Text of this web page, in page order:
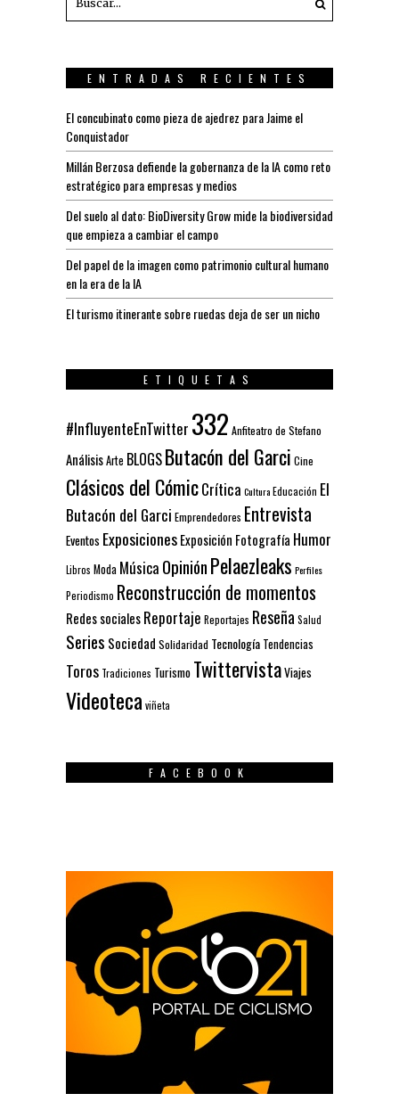
ENTRADAS RECIENTES
El concubinato como pieza de ajedrez para Jaime el
Conquistador
Millán Berzosa defiende la gobernanza de la IA como reto
estratégico para empresas y medios
Del suelo al dato: BioDiversity Grow mide la biodiversidad
que empieza a cambiar el campo
Del papel de la imagen como patrimonio cultural humano
en la era de la IA
El turismo itinerante sobre ruedas deja de ser un nicho
ETIQUETAS
#InfluyenteEnTwitter 332 Anfiteatro de Stefano
AnálisisArte BLOGSButacón del Garci Cine
Clásicos del CómicCrítica CulturaEducación El
Butacón del Garci Emprendedores Entrevista
Eventos ExposicionesExposición Fotografía Humor
Libros Moda Música OpiniónPelaezleaks Perfiles
Periodismo Reconstrucción de momentos
Redes socialesReportaje Reportajes Reseña Salud
Series Sociedad Solidaridad Tecnología Tendencias
Toros Tradiciones Turismo TwittervistaViajes
Videoteca viñeta
FACEBOOK